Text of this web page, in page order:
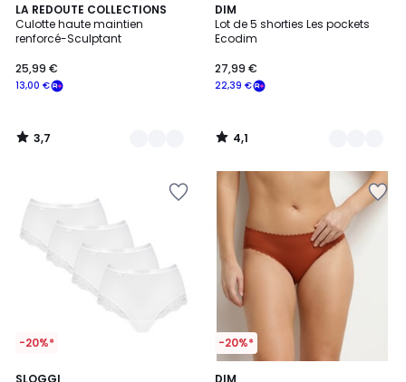
LA REDOUTE COLLECTIONS
Culotte haute maintien
renforcé-Sculptant
13,00 €
25,99 €
3,7
/ 5
2
Couleurs
3,7
/
DIM
Lot de 5 shorties Les pockets
Ecodim
22,39 €
27,99 €
4,1
/ 5
3
Couleurs
4,1
/
-20%*
SLOGGI
4,6
-20%*
DIM
4,6